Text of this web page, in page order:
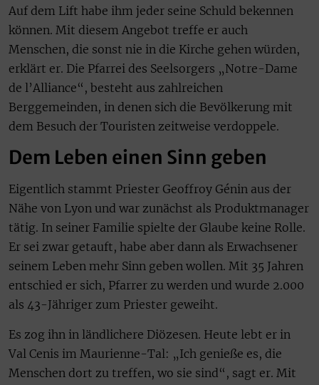
Auf dem Lift habe ihm jeder seine Schuld bekennen
können. Mit diesem Angebot treffe er auch
Menschen, die sonst nie in die Kirche gehen würden,
erklärt er. Die Pfarrei des Seelsorgers „Notre-Dame
de l’Alliance“, besteht aus zahlreichen
Berggemeinden, in denen sich die Bevölkerung mit
dem Besuch der Touristen zeitweise verdoppele.
Dem Leben einen Sinn geben
Eigentlich stammt Priester Geoffroy Génin aus der
Nähe von Lyon und war zunächst als Produktmanager
tätig. In seiner Familie spielte der Glaube keine Rolle.
Er sei zwar getauft, habe aber dann als Erwachsener
seinem Leben mehr Sinn geben wollen. Mit 35 Jahren
entschied er sich, Pfarrer zu werden und wurde 2.000
als 43-Jähriger zum Priester geweiht.
Es zog ihn in ländlichere Diözesen. Heute lebt er in
Val Cenis im Maurienne-Tal: „Ich genieße es, die
Menschen dort zu treffen, wo sie sind“, sagt er. Mit